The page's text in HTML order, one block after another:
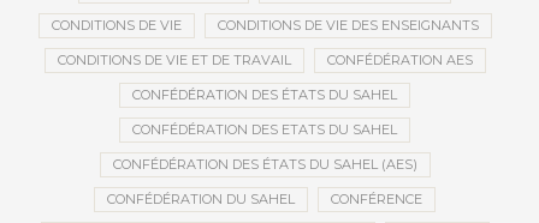
CONDITIONS DE VIE CONDITIONS DE VIE DES ENSEIGNANTS
CONDITIONS DE VIE ET DE TRAVAIL CONFÉDÉRATION AES
CONFÉDÉRATION DES ÉTATS DU SAHEL
CONFÉDÉRATION DES ETATS DU SAHEL
CONFÉDÉRATION DES ÉTATS DU SAHEL (AES)
CONFÉDÉRATION DU SAHEL CONFÉRENCE